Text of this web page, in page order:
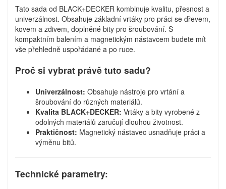
Tato sada od BLACK+DECKER kombinuje kvalitu, přesnost a
univerzálnost. Obsahuje základní vrtáky pro práci se dřevem,
kovem a zdivem, doplněné bity pro šroubování. S
kompaktním balením a magnetickým nástavcem budete mít
vše přehledně uspořádané a po ruce.
Proč si vybrat právě tuto sadu?
Univerzálnost: Obsahuje nástroje pro vrtání a
šroubování do různých materiálů.
Kvalita BLACK+DECKER: Vrtáky a bity vyrobené z
odolných materiálů zaručují dlouhou životnost.
Praktičnost: Magnetický nástavec usnadňuje práci a
výměnu bitů.
Technické parametry: